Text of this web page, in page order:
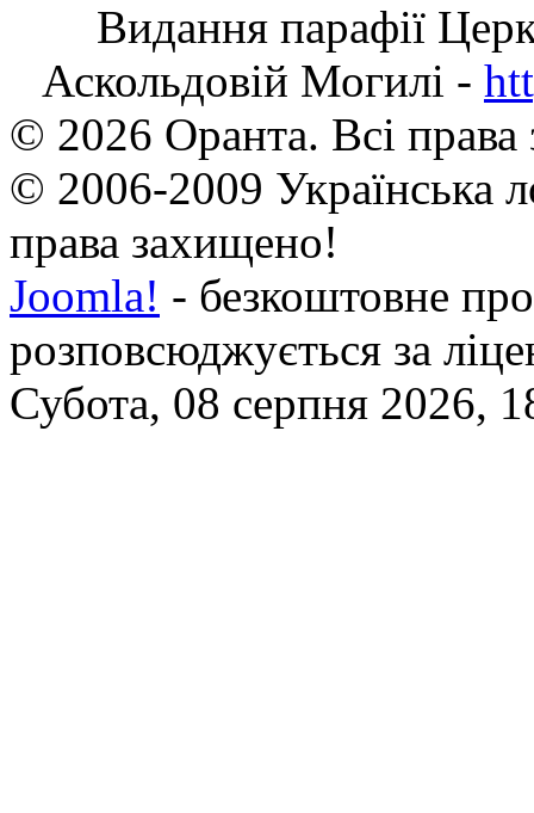
Видання парафії
Аскольдовій Могилі -
© 2026 Оранта. Всі
© 2006-2009 Українська
права захищено!
Joomla! - безкоштовне
розповсюджується за
Субота, 08 серпня 2026,